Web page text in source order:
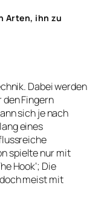
Arten, ihn zu
Dabei werden
Fingern
sich je nach
eines
spielte nur mit
Hook‘; Die
meist mit